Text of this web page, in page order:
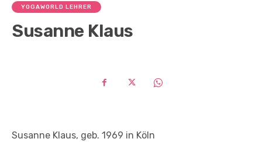
YOGAWORLD LEHRER
Susanne Klaus
Susanne Klaus, geb. 1969 in Köln